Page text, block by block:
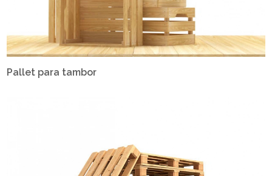
Pallet para tambor